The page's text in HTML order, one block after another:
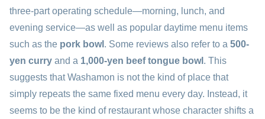
three-part operating schedule—morning, lunch, and
evening service—as well as popular daytime menu items
such as the pork bowl . Some reviews also refer to a 500-
yen curry and a 1,000-yen beef tongue bowl . This
suggests that Washamon is not the kind of place that
simply repeats the same fixed menu every day. Instead, it
seems to be the kind of restaurant whose character shifts a